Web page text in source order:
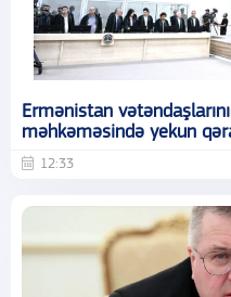
Ermənistan
məhkəməsində yekun
12:33